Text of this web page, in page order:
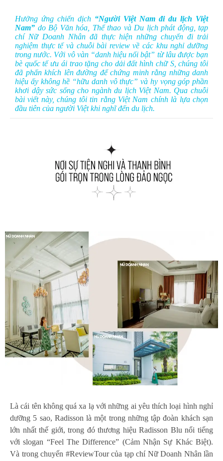
Hưởng ứng chiến dịch “Người Việt Nam đi du lịch Việt
Nam” do Bộ Văn hóa, Thể thao và Du lịch phát động, tạp
chí Nữ Doanh Nhân đã thực hiện những chuyến đi trải
nghiệm thực tế và chuỗi bài review về các khu nghỉ dưỡng
trong nước. Với vô vàn “danh hiệu nổi bật” từ lâu được bạn
bè quốc tế ưu ái trao tặng cho dải đất hình chữ S, chúng tôi
đã phấn khích lên đường để chứng minh rằng những danh
hiệu ấy không hề “hữu danh vô thực” và hy vọng góp phần
khơi dậy sức sống cho ngành du lịch Việt Nam. Qua chuỗi
bài viết này, chúng tôi tin rằng Việt Nam chính là lựa chọn
đầu tiên của người Việt khi nghĩ đến du lịch.
Là cái tên không quá xa lạ với những ai yêu thích loại hình nghỉ
dưỡng 5 sao, Radisson là một trong những tập đoàn khách sạn
lớn nhất thế giới, trong đó thương hiệu Radisson Blu nổi tiếng
với slogan “Feel The Difference” (Cảm Nhận Sự Khác Biệt).
Và trong chuyến #ReviewTour của tạp chí Nữ Doanh Nhân lần